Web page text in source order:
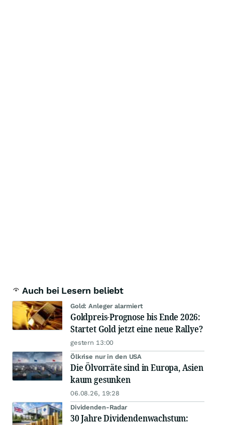
Auch bei Lesern beliebt
Gold: Anleger alarmiert
Goldpreis-Prognose bis Ende 2026:
Startet Gold jetzt eine neue Rallye?
gestern 13:00
Ölkrise nur in den USA
Die Ölvorräte sind in Europa, Asien
kaum gesunken
06.08.26, 19:28
Dividenden-Radar
30 Jahre Dividendenwachstum: